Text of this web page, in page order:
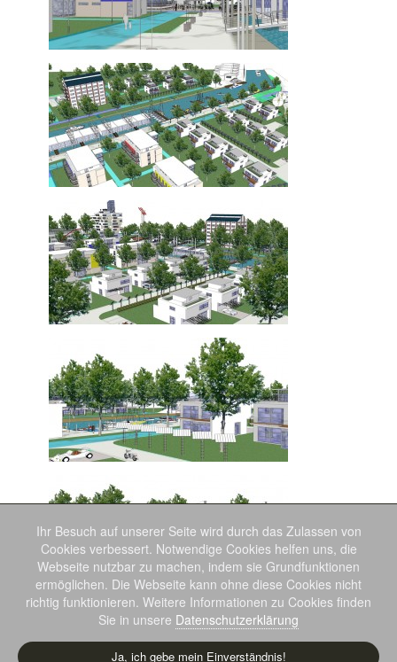
Ihr Besuch auf unserer Seite wird durch das Zulassen von
Cookies verbessert. Notwendige Cookies helfen uns, die
Webseite nutzbar zu machen, indem sie Grundfunktionen
ermöglichen. Die Webseite kann ohne diese Cookies nicht
richtig funktionieren. Weitere Informationen zu Cookies finden
Sie in unsere Datenschutzerklärung
Ja, ich gebe mein Einverständnis!